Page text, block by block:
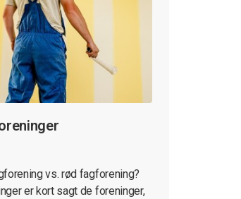
vs. rød fagforening?
er kort sagt de foreninger,